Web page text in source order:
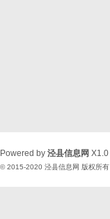
Powered by 泾县信息网 X1.0
© 2015-2020 泾县信息网 版权所有